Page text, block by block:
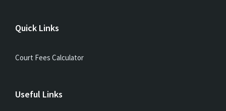
Quick Links
Court Fees Calculator
Useful Links